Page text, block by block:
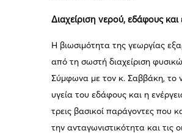
Διαχείριση νερού, εδάφους και
Η βιωσιμότητα της γεωργίας
από τη σωστή διαχείριση
Σύμφωνα με τον κ. Σαββάκη, το
υγεία του εδάφους και η
τρεις βασικοί παράγοντες που
την ανταγωνιστικότητα και τις